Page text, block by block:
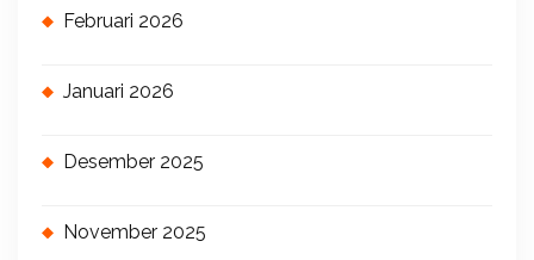
Februari 2026
Januari 2026
Desember 2025
November 2025